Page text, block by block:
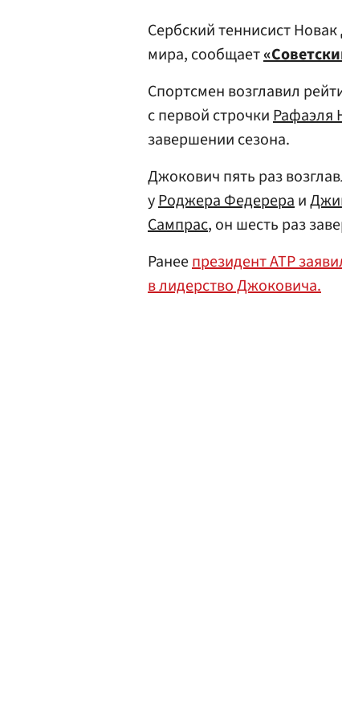
Сербский теннисист Новак
мира, сообщает
Спортсмен возглавил
с первой строчкиРафаэля
завершении сезона.
Джокович пять раз
уРоджера Федерераи
Сампрас, он шесть раз
Ранеепрезидент ATP
в лидерство Джоковича.